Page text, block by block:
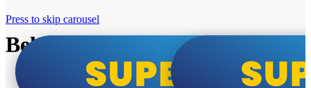
Beko i Tesla super cene
Press to skip carousel